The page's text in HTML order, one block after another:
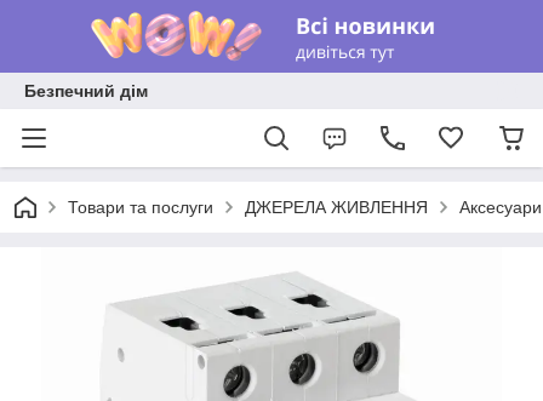
Безпечний дім
Товари та послуги ДЖЕРЕЛА ЖИВЛЕННЯ